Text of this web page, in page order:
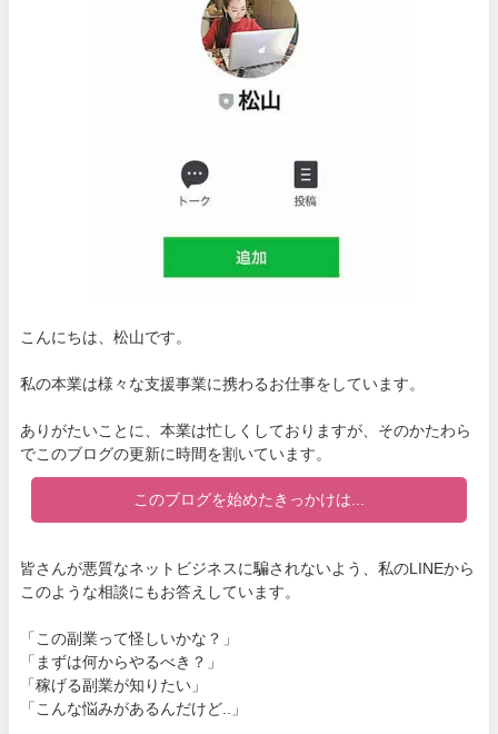
こんにちは、松山です。
私の本業は様々な支援事業に携わるお仕事をしています。
ありがたいことに、本業は忙しくしておりますが、そのかたわら
でこのブログの更新に時間を割いています。
このブログを始めたきっかけは...
皆さんが悪質なネットビジネスに騙されないよう、私のLINEから
このような相談にもお答えしています。
「この副業って怪しいかな？」
「まずは何からやるべき？」
「稼げる副業が知りたい」
「こんな悩みがあるんだけど..」